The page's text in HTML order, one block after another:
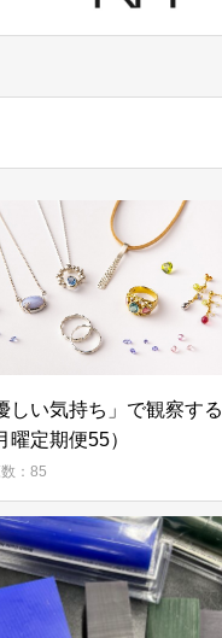
しい気持ち」で観察する
曜定期便55）
：85